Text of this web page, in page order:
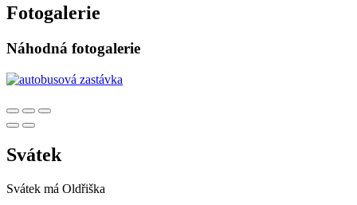
Fotogalerie
Náhodná fotogalerie
Svátek
Svátek má Oldřiška